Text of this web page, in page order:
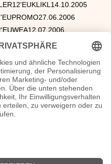
Videos
DVDIMPEMI05.12.2005